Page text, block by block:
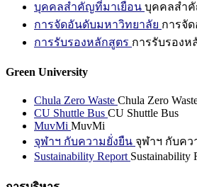
บุคคลสำคัญที่มาเยือน บุคคลสำ
การจัดอันดับมหาวิทยาลัย การจั
การรับรองหลักสูตร การรับรองห
Green University
Chula Zero Waste Chula Zero
CU Shuttle Bus CU Shuttle Bus
MuvMi MuvMi
จุฬาฯ กับความยั่งยืน จุฬาฯ กับคว
Sustainability Report Sustainability